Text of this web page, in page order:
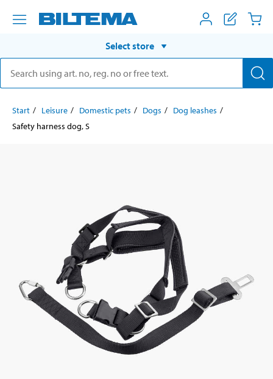
Select store
Start Leisure Domestic pets Dogs
Dog leashes
Safety harness dog, S